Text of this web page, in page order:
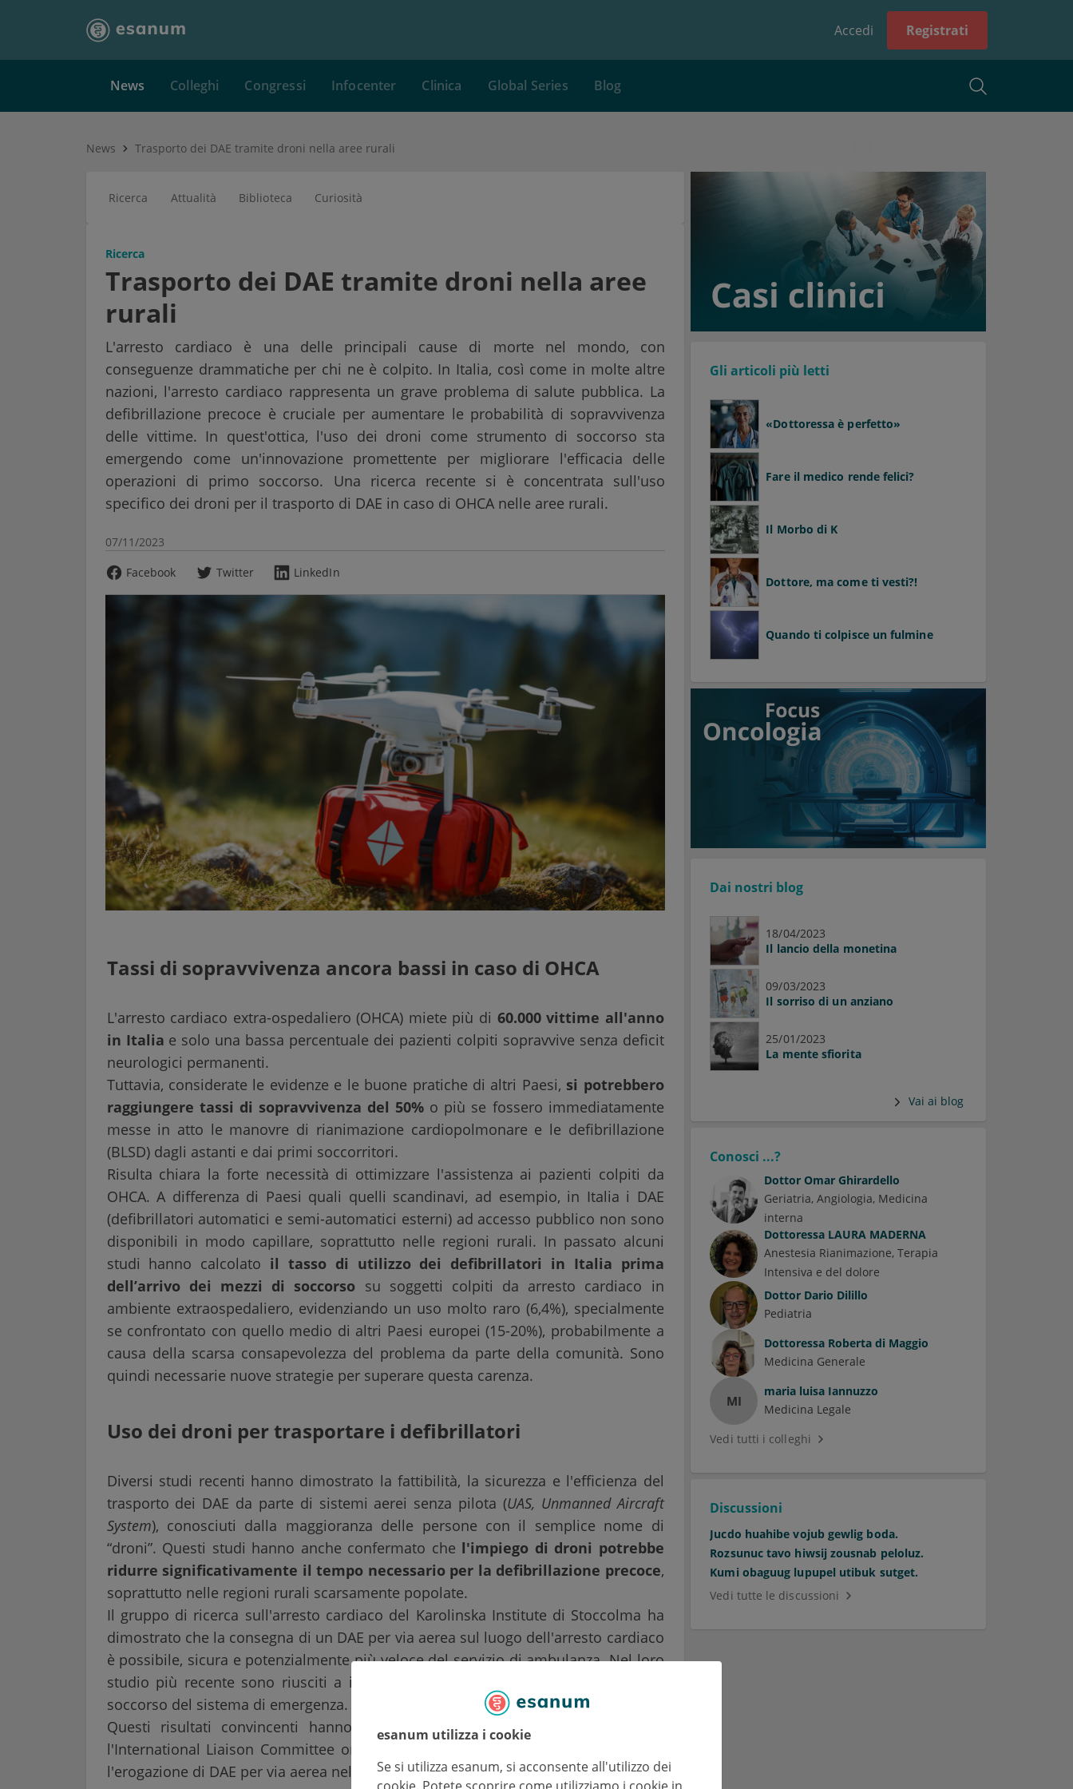
esanum utilizza i cookie
Se si utilizza esanum, si acconsente all'utilizzo dei
Accedi Registrati
News Colleghi Congressi Infocenter Clinica Global Series Blog
News Trasporto dei DAE tramite droni nella aree rurali
Ricerca Attualità Biblioteca Curiosità
Ricerca
Trasporto dei DAE tramite droni nella aree
rurali
L'arresto cardiaco è una delle principali cause di morte nel mondo, con
conseguenze drammatiche per chi ne è colpito. In Italia, così come in molte altre
nazioni, l'arresto cardiaco rappresenta un grave problema di salute pubblica. La
defibrillazione precoce è cruciale per aumentare le probabilità di sopravvivenza
delle vittime. In quest'ottica, l'uso dei droni come strumento di soccorso sta
emergendo come un'innovazione promettente per migliorare l'efficacia delle
operazioni di primo soccorso. Una ricerca recente si è concentrata sull'uso
specifico dei droni per il trasporto di DAE in caso di OHCA nelle aree rurali.
07/11/2023
Facebook
Twitter LinkedIn
Tassi di sopravvivenza ancora bassi in caso di OHCA
L'arresto cardiaco extra-ospedaliero (OHCA) miete più di 60.000 vittime all'anno
in Italia e solo una bassa percentuale dei pazienti colpiti sopravvive senza deficit
neurologici permanenti.
Tuttavia, considerate le evidenze e le buone pratiche di altri Paesi, si potrebbero
raggiungere tassi di sopravvivenza del 50% o più se fossero immediatamente
messe in atto le manovre di rianimazione cardiopolmonare e le defibrillazione
(BLSD) dagli astanti e dai primi soccorritori.
Risulta chiara la forte necessità di ottimizzare l'assistenza ai pazienti colpiti da
OHCA. A differenza di Paesi quali quelli scandinavi, ad esempio, in Italia i DAE
(defibrillatori automatici e semi-automatici esterni) ad accesso pubblico non sono
disponibili in modo capillare, soprattutto nelle regioni rurali. In passato alcuni
studi hanno calcolato il tasso di utilizzo dei defibrillatori in Italia prima
dell’arrivo dei mezzi di soccorso su soggetti colpiti da arresto cardiaco in
ambiente extraospedaliero, evidenziando un uso molto raro (6,4%), specialmente
se confrontato con quello medio di altri Paesi europei (15-20%), probabilmente a
causa della scarsa consapevolezza del problema da parte della comunità. Sono
quindi necessarie nuove strategie per superare questa carenza.
Uso dei droni per trasportare i defibrillatori
Diversi studi recenti hanno dimostrato la fattibilità, la sicurezza e l'efficienza del
trasporto dei DAE da parte di sistemi aerei senza pilota (UAS, Unmanned Aircraft
System), conosciuti dalla maggioranza delle persone con il semplice nome di
“droni”. Questi studi hanno anche confermato che l'impiego di droni potrebbe
ridurre significativamente il tempo necessario per la defibrillazione precoce,
soprattutto nelle regioni rurali scarsamente popolate.
Il gruppo di ricerca sull'arresto cardiaco del Karolinska Institute di Stoccolma ha
dimostrato che la consegna di un DAE per via aerea sul luogo dell'arresto cardiaco
è possibile, sicura e potenzialmente più veloce del servizio di ambulanza. Nel loro
studio più recente sono riusciti a integrare il DAE-UAS nella normale catena di
soccorso del sistema di emergenza.
Questi risultati convincenti hanno spinto l'European Resuscitation Council e
l'International Liaison Committee on Resuscitation a prendere in considerazione
l'erogazione di DAE per via aerea nelle loro recenti linee guida.
Gli articoli più letti
«Dottoressa è perfetto»
Fare il medico rende felici?
Il Morbo di K
Dottore, ma come ti vesti?!
Quando ti colpisce un fulmine
Dai nostri blog
18/04/2023
Il lancio della monetina
09/03/2023
Il sorriso di un anziano
25/01/2023
La mente sfiorita
Vai ai blog
Conosci ...?
Dottor Omar Ghirardello
Geriatria Angiologia Medicina
interna
Dottoressa LAURA MADERNA
Anestesia Rianimazione, Terapia
Intensiva e del dolore
Dottor Dario Dilillo
Pediatria
Dottoressa Roberta di Maggio
Medicina Generale
MI
maria luisa Iannuzzo
Medicina Legale
Vedi tutti i colleghi
Discussioni
Jucdo huahibe vojub gewlig boda.
Rozsunuc tavo hiwsij zousnab peloluz.
Kumi obaguug lupupel utibuk sutget.
Vedi tutte le discussioni